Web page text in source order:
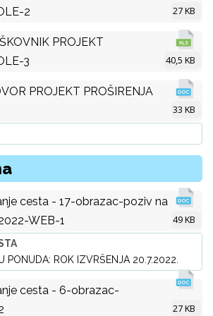
2
27 KB
PROJEKT
3
40,5 KB
PROJEKT PROŠIRENJA
33 KB
cesta - 17-obrazac-poziv na
WEB-1
49 KB
PONUDA: ROK IZVRŠENJA 20.7.2022.
cesta - 6-obrazac-
27 KB